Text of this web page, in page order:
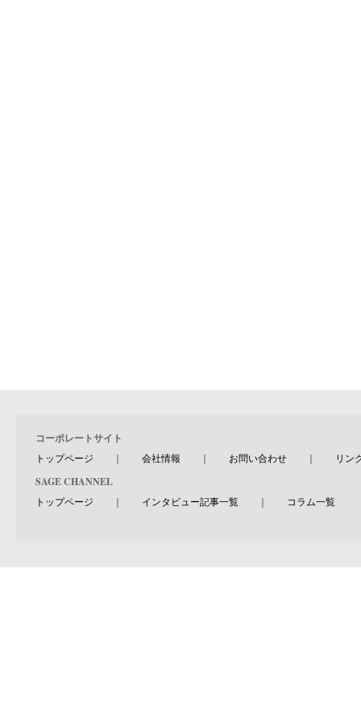
コーポレートサイト
トップページ ｜ 会社情報 ｜ お問い合わせ ｜ リン
SAGE CHANNEL
トップページ ｜ インタビュー記事一覧 ｜ コラム一覧